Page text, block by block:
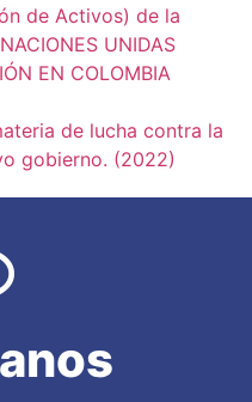
de Activos) de la
UNIDAS
EN COLOMBIA
de lucha contra la
gobierno. (2022)